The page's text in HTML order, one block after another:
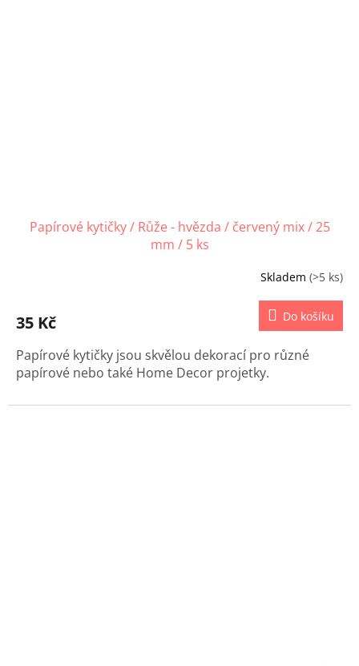
Papírové kytičky / Růže - hvězda / červený mix / 25
mm / 5 ks
Skladem (>5 ks)
35 Kč Do košíku
Papírové kytičky jsou skvělou dekorací pro různé
papírové nebo také Home Decor projetky.